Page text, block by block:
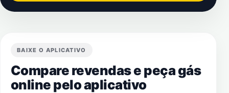
BAIXE O APLICATIVO
Compare revendas e peça gás
online pelo aplicativo